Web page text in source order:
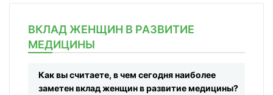
ВКЛАД ЖЕНЩИН В РАЗВИТИЕ
МЕДИЦИНЫ
Как вы считаете, в чем сегодня наиболее
заметен вклад женщин в развитие медицины?